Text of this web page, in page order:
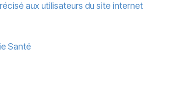
aux utilisateurs du site internet
Santé